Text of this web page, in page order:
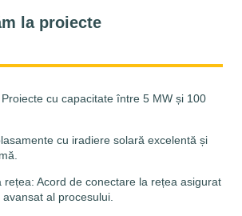
la proiecte
cu capacitate între 5 MW și 100
cu iradiere solară excelentă și
rețea: Acord de conectare la rețea asigurat
al procesului.